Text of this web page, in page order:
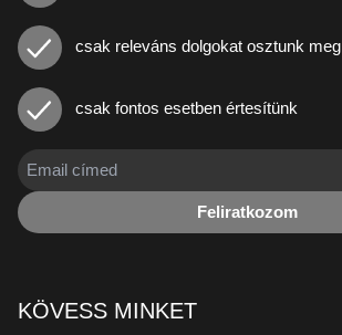
csak releváns dolgokat osztunk meg
csak fontos esetben értesítünk
Feliratkozom
KÖVESS MINKET